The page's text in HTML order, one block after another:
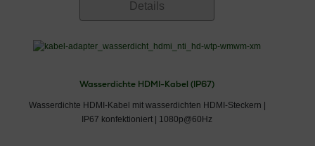
Details
Wasserdichte HDMI-Kabel (IP67)
Wasserdichte HDMI-Kabel mit wasserdichten HDMI-Steckern |
IP67 konfektioniert | 1080p@60Hz